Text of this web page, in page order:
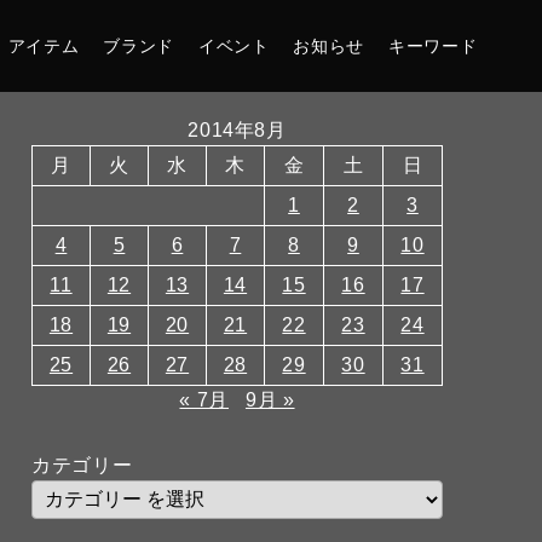
アイテム ブランド イベント お知らせ キーワード
2014年8月
月
火 水 木 金 土
日
1
2
3
4
5 6 7 8 9
10
11
12 13 14 15 16
17
18
19 20 21 22 23
24
25
26 27 28 29 30
31
« 7月
9月 »
カテゴリー